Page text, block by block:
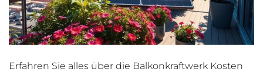
Erfahren Sie alles über die Balkonkraftwerk Kosten